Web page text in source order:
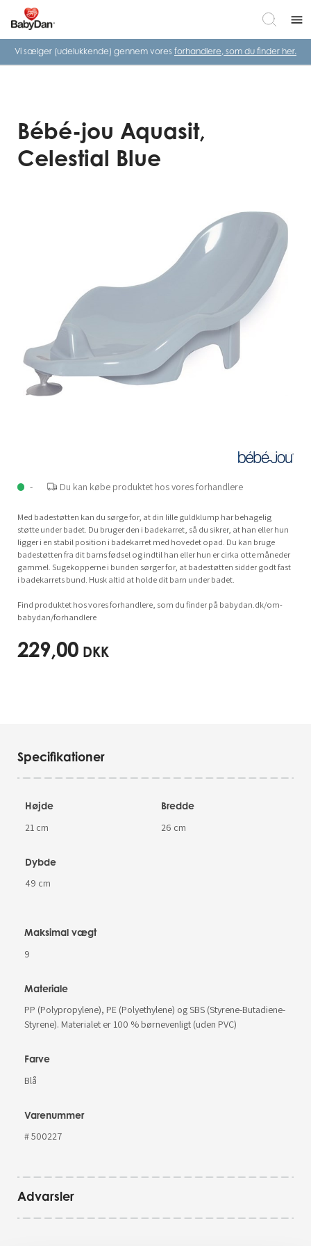
menu
Vi sælger (udelukkende) gennem vores forhandlere, som du finder her.
- Du kan købe produktet hos vores forhandlere
Med badestøtten kan du sørge for, at din lille guldklump har behagelig
støtte under badet. Du bruger den i badekarret, så du sikrer, at han eller hun
ligger i en stabil position i badekarret med hovedet opad. Du kan bruge
badestøtten fra dit barns fødsel og indtil han eller hun er cirka otte måneder
gammel. Sugekopperne i bunden sørger for, at badestøtten sidder godt fast
i badekarrets bund. Husk altid at holde dit barn under badet.
Find produktet hos vores forhandlere, som du finder på babydan.dk/om-
babydan/forhandlere
229,00 DKK
Bébé-jou Aquasit,
Celestial Blue
Specifikationer
Højde
21 cm
Bredde
26 cm
Dybde
49 cm
Maksimal vægt
9
Materiale
PP (Polypropylene), PE (Polyethylene) og SBS (Styrene-Butadiene-
Styrene). Materialet er 100 % børnevenligt (uden PVC)
Farve
Blå
Varenummer
# 500227
Advarsler